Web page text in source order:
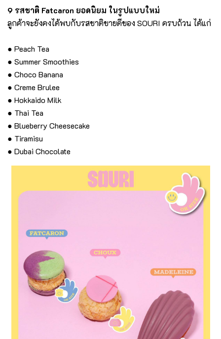
9 รสชาติ Fatcaron ยอดนิยม ในรูปแบบใหม่
ลูกค้าจะยังคงได้พบกับรสชาติขายดีของ SOURI ครบถ้วน ได้แก่
● Peach Tea
● Summer Smoothies
● Choco Banana
● Creme Brulee
● Hokkaido Milk
● Thai Tea
● Blueberry Cheesecake
● Tiramisu
● Dubai Chocolate